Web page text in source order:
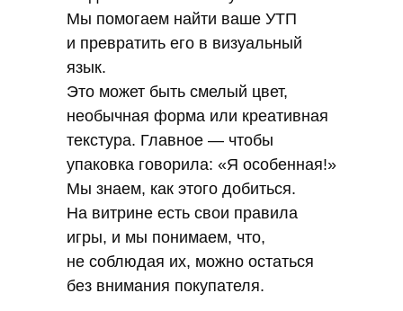
Мы помогаем найти ваше УТП
и превратить его в визуальный
язык.
Это может быть смелый цвет,
необычная форма или креативная
текстура. Главное — чтобы
упаковка говорила: «Я особенная!»
Мы знаем, как этого добиться.
На витрине есть свои правила
игры, и мы понимаем, что,
не соблюдая их, можно остаться
без внимания покупателя.